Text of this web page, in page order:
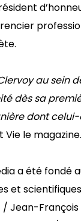
au
dès sa
dont
le magazine.
a été
et